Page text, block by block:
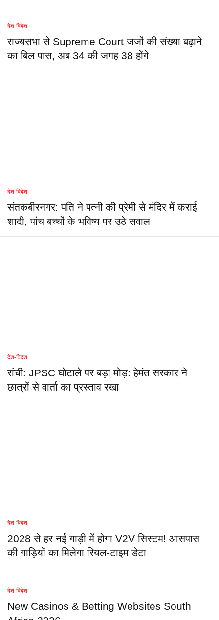
देश-विदेश
राज्यसभा से Supreme Court जजों की संख्या बढ़ाने
का बिल पास, अब 34 की जगह 38 होंगे
देश-विदेश
संतकबीरनगर: पति ने पत्नी की प्रेमी से मंदिर में कराई
शादी, पांच बच्चों के भविष्य पर उठे सवाल
देश-विदेश
रांची: JPSC घोटाले पर बड़ा मोड़: हेमंत सरकार ने
छात्रों से वार्ता का प्रस्ताव रखा
देश-विदेश
2028 से हर नई गाड़ी में होगा V2V सिस्टम! आसपास
की गाड़ियों का मिलेगा रियल-टाइम डेटा
देश-विदेश
New Casinos & Betting Websites South